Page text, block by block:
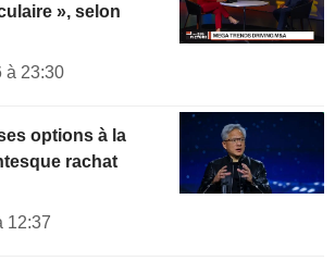
», selon
à 23:30
options à la
rachat
12:37